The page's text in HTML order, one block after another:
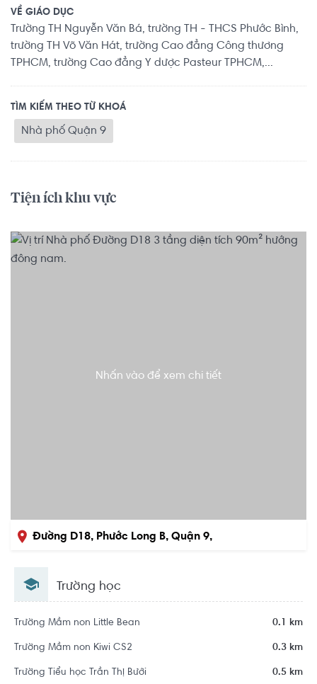
VỀ GIÁO DỤC
Trường TH Nguyễn Văn Bá, trường TH - THCS Phước Bình,
trường TH Võ Văn Hát, trường Cao đẳng Công thương
TPHCM, trường Cao đẳng Y dược Pasteur TPHCM,...
TÌM KIẾM THEO TỪ KHOÁ
Nhà phố Quận 9
Tiện ích khu vực
Nhấn vào để xem chi tiết
Đường D18, Phước Long B, Quận 9,
Trường học
Trường Mầm non Little Bean 0.1 km
Trường Mầm non Kiwi CS2 0.3 km
Trường Tiểu học Trần Thị Bưởi 0.5 km